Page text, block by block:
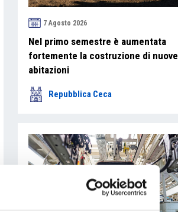
7 Agosto 2026
Nel primo semestre è aumentata
fortemente la costruzione di nuove
abitazioni
Repubblica Ceca